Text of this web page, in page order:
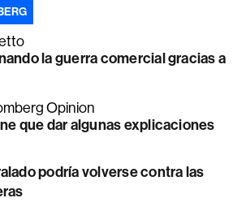
la guerra comercial gracias a
Opinion
que dar algunas explicaciones
podría volverse contra las